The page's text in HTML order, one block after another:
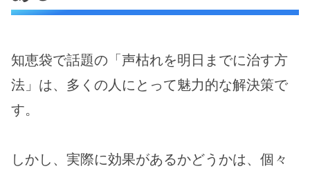
知恵袋で話題の「声枯れを明日までに治す方
法」は、多くの人にとって魅力的な解決策で
す。
しかし、実際に効果があるかどうかは、個々